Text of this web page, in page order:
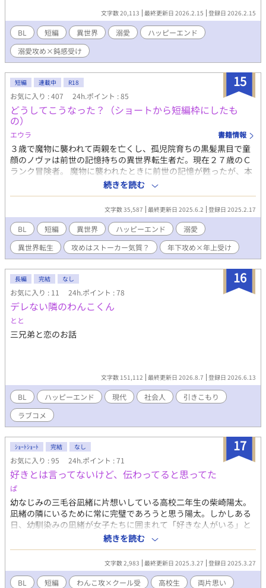
人は何もしていないのに。 そして娼館にやってきたのは、2つ年
上の幼馴染でもあるシリル・コーディナル侯爵だ。シリルは店に
お金を払い、ディオンを引き取ることにした。 溺愛権力持ち年上
幼馴染わんこ侯爵×不運な鈍感苦労人男爵令息のお話。 ハッピー
エンドです。 ※受けは娼館に売り払われていますが、攻め以外と
のRシーンはありません。 ※ムーンライトノベルズ様にも同時掲
載しています。
文字数 20,113 最終更新日 2026.2.15 登録日 2026.2.15
BL 短編 異世界 溺愛
ハッピーエンド
溺愛攻め×鈍感受け
15
短編 連載中 R18
お気に入り : 407 24h.ポイント : 85
どうしてこうなった？（ショートから短編枠にしたも
の）
エウラ 書籍情報
３歳で魔物に襲われて両親を亡くし、孤児院育ちの黒髪黒目で童
顔のノヴァは前世の記憶持ちの異世界転生者だ。現在２７歳のＣ
ランク冒険者。 魔物に襲われたときに前世の記憶が甦ったが、本
人は特にチートもなく平々凡々に過ごしていた。そんなある日、
年下２２歳の若きＳランク冒険者のアビスと一線を越える出来事
があり、そこで自分でも知らなかった今世の過去を知ることにな
り、事態は色々動き出す。 若干ストーカー気味なわんこ系年下冒
険者に溺愛される自己評価の低い無自覚美人の話。 ＊以前ショー
ト専用の枠で書いてましたが話数増えて収拾がつかなくなったの
で短編枠を作って移動しました。 お手数おかけしますがよろしく
お願いいたします。 なお、プロローグ以降、途中まではショート
の投稿分をまるっと載せるのでそちらと重複します。ご注意下さ
い。出来次第投稿する予定です。 こちらはＲ１８には＊印付けま
す。（でも忘れたらすみません）
続きを読む
文字数 35,587 最終更新日 2025.6.2 登録日 2025.2.17
BL 短編 異世界 ハッピーエンド
溺愛
異世界転生
攻めはストーカー気質？ 年下攻め×年上受け
16
長編 完結 なし
お気に入り : 11 24h.ポイント : 78
デレない隣のわんこくん
とと
三兄弟と恋のお話
文字数 151,112 最終更新日 2026.8.7 登録日 2026.6.13
BL ハッピーエンド 現代 社会人
引きこもり
ラブコメ
17
ｼｮｰﾄｼｮｰﾄ 完結 なし
お気に入り : 95 24h.ポイント : 71
好きとは言ってないけど、伝わってると思ってた
ぱ
幼なじみの三毛谷凪緒に片想いしている高校二年生の柴崎陽太。
凪緒の隣にいるために常に完璧であろうと思う陽太。しかしある
日、幼馴染みの凪緒が女子たちに囲まれて「好きな人がいる」と
話しているのを聞き、自分じゃないかもしれないという不安に飲
まれていく。ずっと一緒にいたつもりだったのに、思い込みだっ
たのかもしれない──そんな気持ちを抱えたまま、ふたりきりの
帰り道が始まる。わんこ攻め✕ツンデレ受け
続きを読む
文字数 2,983 最終更新日 2025.3.27 登録日 2025.3.27
BL 短編 わんこ攻×クール受 高校生
両片思い